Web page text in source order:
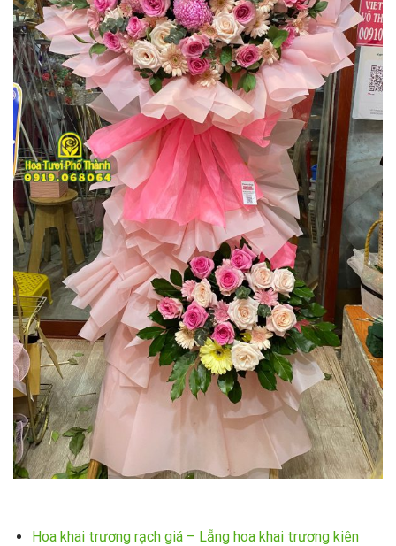
Hoa khai trương rạch giá – Lẵng hoa khai trương kiên